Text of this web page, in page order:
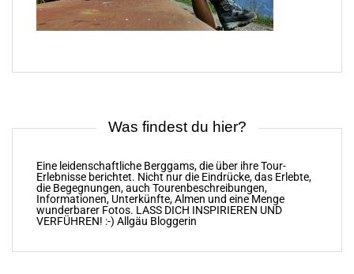
Was findest du hier?
Eine leidenschaftliche Berggams, die über ihre Tour-
Erlebnisse berichtet. Nicht nur die Eindrücke, das Erlebte,
die Begegnungen, auch Tourenbeschreibungen,
Informationen, Unterkünfte, Almen und eine Menge
wunderbarer Fotos. LASS DICH INSPIRIEREN UND
VERFÜHREN! :-) Allgäu Bloggerin